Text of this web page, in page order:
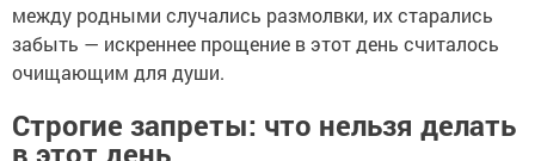
между родными случались размолвки, их старались
забыть — искреннее прощение в этот день считалось
очищающим для души.
Строгие запреты: что нельзя делать